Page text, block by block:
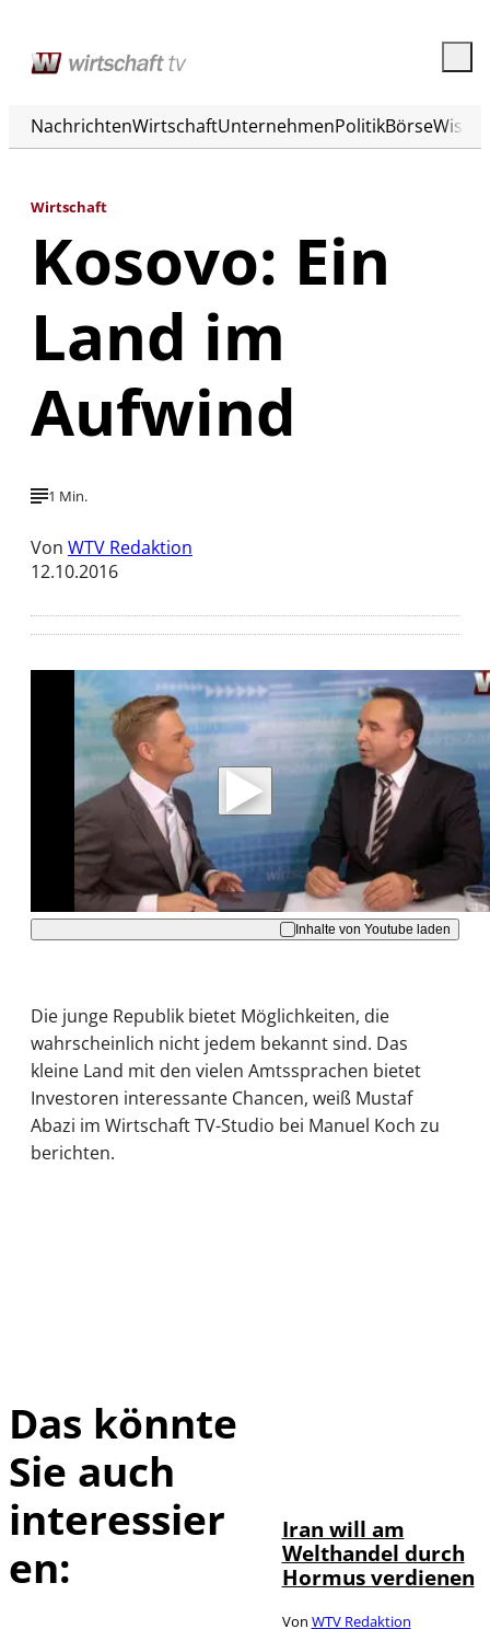
NachrichtenWirtschaftUnternehmenPolitikBörse
Wirtschaft
Kosovo: Ein
Land im
Aufwind
1 Min.
Von WTV Redaktion
12.10.2016
Mit der Wiedergabe dieses Videos werden
Daten an Youtube übertragen.
Hinweise dazu erhalten Sie in der Datenschutzerklärung
Akzeptieren
Inhalte von Youtube laden
Die junge Republik bietet Möglichkeiten, die
wahrscheinlich nicht jedem bekannt sind. Das
kleine Land mit den vielen Amtssprachen bietet
Investoren interessante Chancen, weiß Mustaf
Abazi im Wirtschaft TV-Studio bei Manuel Koch zu
berichten.
Das könnte
Sie auch
interessier
en:
Iran will am
Welthandel durch
Hormus verdienen
Von WTV Redaktion